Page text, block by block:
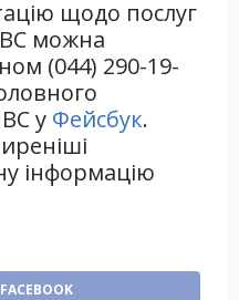
щодо послуг
можна
(044) 290-19-
у Фейсбук.
інформацію